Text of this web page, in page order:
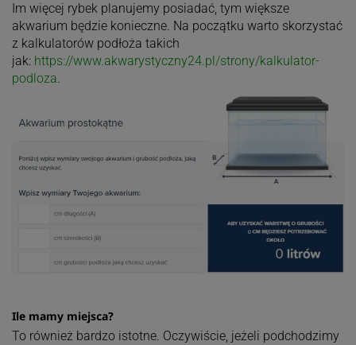
Im więcej rybek planujemy posiadać, tym większe
akwarium będzie konieczne. Na początku warto skorzystać
z kalkulatorów podłoża takich
jak: https://www.akwarystyczny24.pl/strony/kalkulator-
podloza.
Ile mamy miejsca?
To również bardzo istotne. Oczywiście, jeżeli podchodzimy